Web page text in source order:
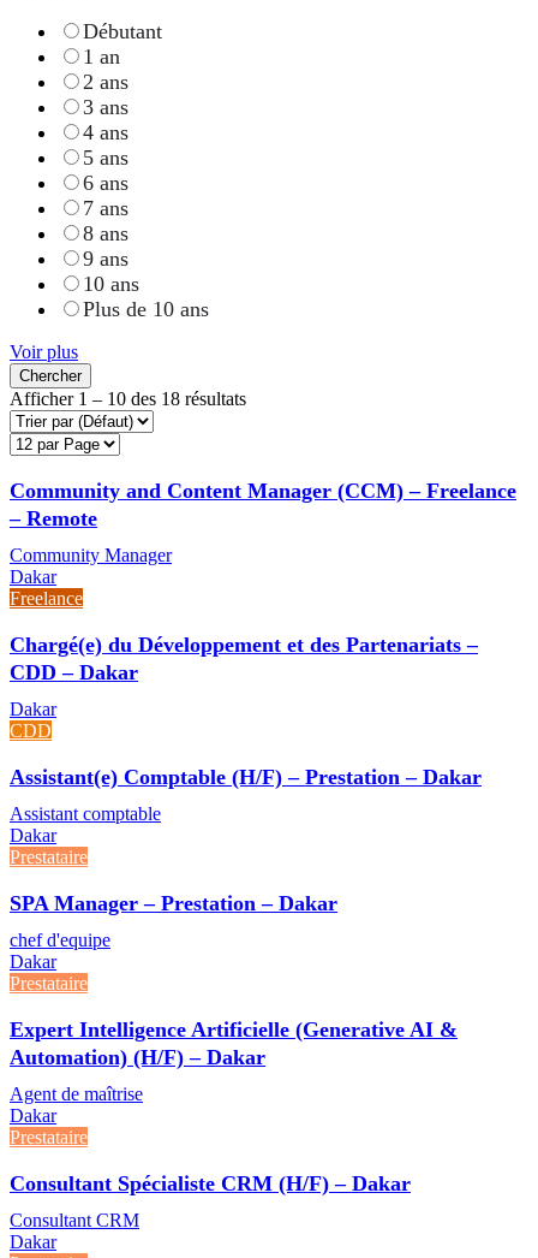
Débutant
1 an
2 ans
3 ans
4 ans
5 ans
6 ans
7 ans
8 ans
9 ans
10 ans
Plus de 10 ans
Voir plus
Chercher
Afficher 1 – 10 des 18 résultats
Community and Content Manager (CCM) – Freelance
– Remote
Community Manager
Dakar
Freelance
Chargé(e) du Développement et des Partenariats –
CDD – Dakar
Dakar
CDD
Assistant(e) Comptable (H/F) – Prestation – Dakar
Assistant comptable
Dakar
Prestataire
SPA Manager – Prestation – Dakar
chef d'equipe
Dakar
Prestataire
Expert Intelligence Artificielle (Generative AI &
Automation) (H/F) – Dakar
Agent de maîtrise
Dakar
Prestataire
Consultant Spécialiste CRM (H/F) – Dakar
Consultant CRM
Dakar